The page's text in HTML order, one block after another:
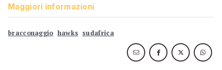
Maggiori informazioni
bracconaggio hawks sudafrica